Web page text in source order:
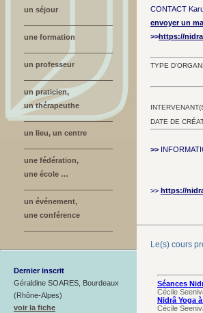
un séjour
une formation
un professeur
un praticien,
un thérapeuthe
un lieu, un centre
une fédération,
une école …
un événement,
une conférence
Dernier inscrit
Géraldine SOARES, Bourdeaux
(Rhône-Alpes)
voir la fiche
CONTACT
envoyer un
>>https://
TYPE
DATE DE
>>
>> https://
Le(s) cours
Séances
Cécile
Nidrâ Yoga
Cécile